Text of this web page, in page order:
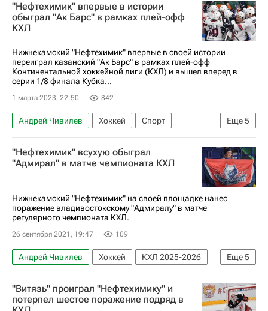
Кубок Гагарина
КХЛ 2025-2026
"Нефтехимик" впервые в истории
обыграл "Ак Барс" в рамках плей-офф
КХЛ
Нижнекамский "Нефтехимик" впервые в своей истории
переиграл казанский "Ак Барс" в рамках плей-офф
Континентальной хоккейной лиги (КХЛ) и вышел вперед в
серии 1/8 финала Кубка...
1 марта 2023, 22:50 842
Еще5
Андрей Чивилев Хоккей
Спорт
Павел Порядин
Станислав Галиев
Нефтехимик
Ак Барс
"Нефтехимик" всухую обыграл
"Адмирал" в матче чемпионата КХЛ
Нижнекамский "Нефтехимик" на своей площадке нанес
поражение владивостокскому "Адмиралу" в матче
регулярного чемпионата КХЛ.
26 сентября 2021, 19:47 109
Еще5
Андрей Чивилев Хоккей
КХЛ 2025-2026
Адмирал
Нефтехимик
Рафаэль Бикмуллин
Булат Шафигуллин
"Витязь" проиграл "Нефтехимику" и
потерпел шестое поражение подряд в